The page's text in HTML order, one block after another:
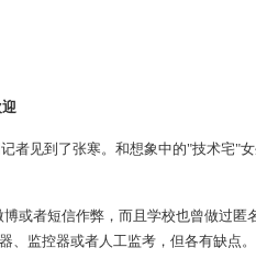
见到了张寒。和想象中的"技术宅"
者短信作弊，而且学校也曾做过匿
、监控器或者人工监考，但各有缺点。